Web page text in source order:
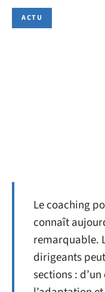
ACTU
Le coaching
connaît
remarquable.
dirigeants
sections :